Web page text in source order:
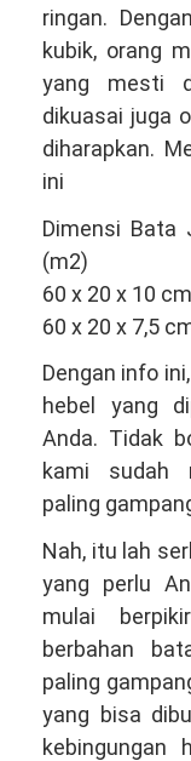
ringan.
kubik, orang
yang mesti
dikuasai juga
diharapkan.
ini
Dimensi Bata
(m2)
60 x 20 x 10
60 x 20 x 7,5
Dengan info
hebel yang
Anda. Tidak
kami sudah
paling
Nah, itu lah
yang perlu
mulai
berbahan
paling
yang bisa
kebingungan